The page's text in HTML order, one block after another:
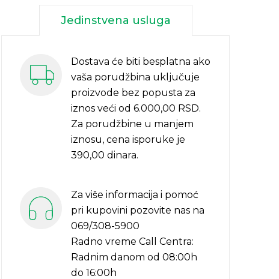
Jedinstvena usluga
Dostava će biti besplatna ako
vaša porudžbina uključuje
proizvode bez popusta za
iznos veći od 6.000,00 RSD.
Za porudžbine u manjem
iznosu, cena isporuke je
390,00 dinara.
Za više informacija i pomoć
pri kupovini pozovite nas na
069/308-5900
Radno vreme Call Centra:
Radnim danom od 08:00h
do 16:00h